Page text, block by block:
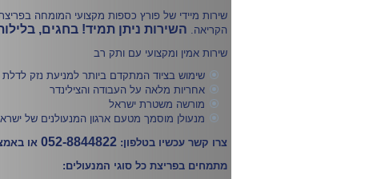
שירות מיידי של פורץ כספות מקצועי המומחה
הקריאה. השירות ניתן תמיד! בחגים,
שירות אמין ומקצועי עם ותק רב
שימוש בציוד המתקדם ביותר למניעת נזק
אחריות מלאה על העבודה והצילינדר
מורשה משטרת ישראל
מנעולן מוסמך מטעם ארגון המנעולנים של
צרו קשר עכשיו בטלפון: 052-8844822 או
מתמחים בפריצת כל סוגי המנעולים: